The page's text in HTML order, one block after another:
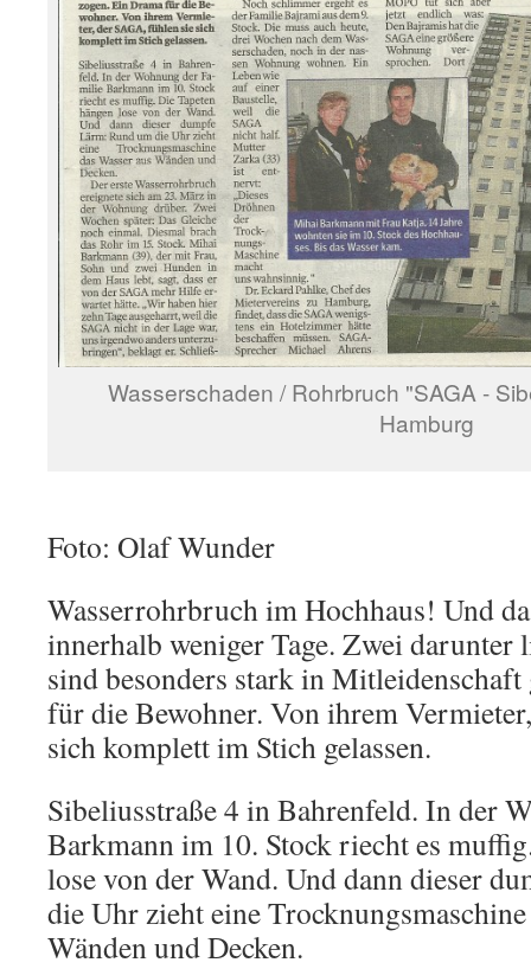
Wasserschaden / Rohrbruch "SAGA -
Hamburg
Foto: Olaf Wunder
Wasserrohrbruch im Hochhaus! Und
innerhalb weniger Tage. Zwei darunter
sind besonders stark in Mitleidenschaft
für die Bewohner. Von ihrem
sich komplett im Stich gelassen.
Sibeliusstraße 4 in Bahrenfeld. In der
Barkmann im 10. Stock riecht es
lose von der Wand. Und dann dieser
die Uhr zieht eine Trocknungsmaschine
Wänden und Decken.